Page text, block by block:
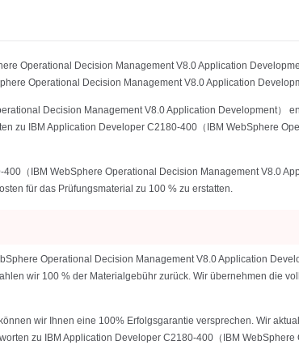
Operational Decision Management V8.0 Application
Operational Decision Management V8.0 Application
Decision Management V8.0 Application Development）
zu IBM Application Developer C2180-400（IBM WebSphere
（IBM WebSphere Operational Decision Management V8.0
für das Prüfungsmaterial zu 100 % zu erstatten.
Operational Decision Management V8.0 Application
wir 100 % der Materialgebühr zurück. Wir übernehmen die
wir Ihnen eine 100% Erfolgsgarantie versprechen. Wir
zu IBM Application Developer C2180-400（IBM